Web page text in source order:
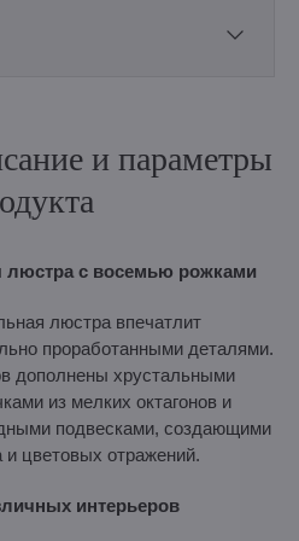
и параметры
люстра с восемью рожками
люстра впечатлит
проработанными деталями.
дополнены хрустальными
из мелких октагонов и
подвесками, создающими
цветовых отражений.
интерьеров